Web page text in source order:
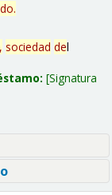
.
sociedad del
Signatura